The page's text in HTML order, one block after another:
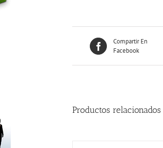
Compartir En
Facebook
Productos relacionados